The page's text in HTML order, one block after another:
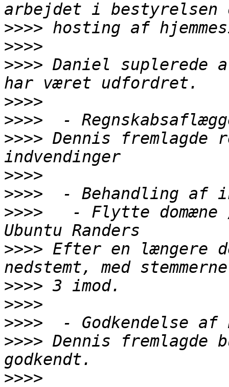
>>>>
>>>>
>>>> Daniel suplerede
>>>>
>>>>
>>>> Dennis fremlagde
>>>>
>>>>
>>>>
- Flytte domæne
>>>> Efter en længere
>>>>
>>>>
>>>>
>>>> Dennis fremlagde
>>>>